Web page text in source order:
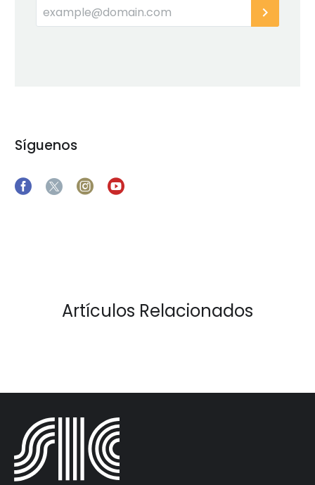
Síguenos
Artículos Relacionados